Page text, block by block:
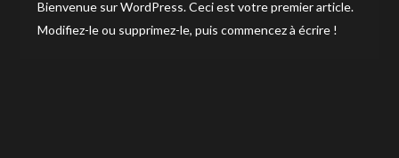
Bienvenue sur WordPress. Ceci est votre premier article.
Modifiez-le ou supprimez-le, puis commencez à écrire !